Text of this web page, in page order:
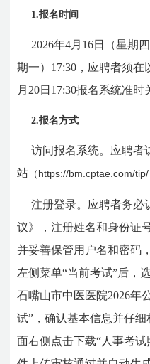
1.报名时间
2026年4月16日（星期
期一）17:30，应聘者须
月20日17:30报名系统准时
2.报名方式
访问报名系统。应聘者
站 （https://bm.cptae.com/tip/
注册登录。应聘者务必
议》，注册姓名和身份证
并妥善保管用户名和密码
左侧菜单“当前考试”后，
石嘴山市中医医院2026年
试”，确认基本信息并仔
面右侧点击下载“人事考